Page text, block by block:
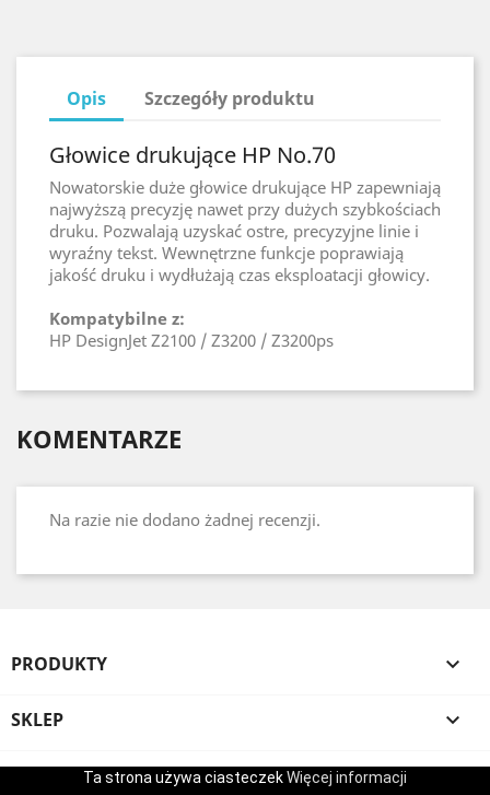
Opis Szczegóły produktu
Głowice drukujące HP No.70
Nowatorskie duże głowice drukujące HP zapewniają
najwyższą precyzję nawet przy dużych szybkościach
druku. Pozwalają uzyskać ostre, precyzyjne linie i
wyraźny tekst. Wewnętrzne funkcje poprawiają
jakość druku i wydłużają czas eksploatacji głowicy.
Kompatybilne z:
HP DesignJet Z2100 / Z3200 / Z3200ps
KOMENTARZE
Na razie nie dodano żadnej recenzji.
PRODUKTY 
SKLEP 
TWOJE KONTOTa strona używa ciasteczekWięcej informacji